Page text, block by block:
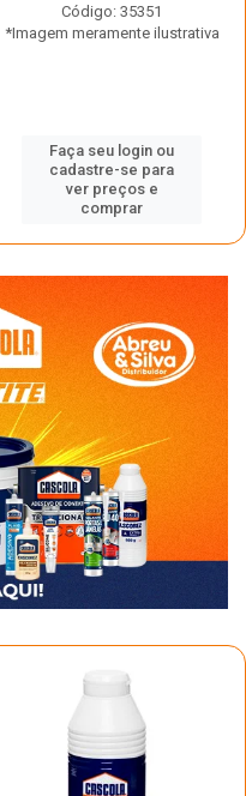
Código: 35351
*Imagem meramente ilustrativa
Faça seu login ou
cadastre-se para
ver preços e
comprar